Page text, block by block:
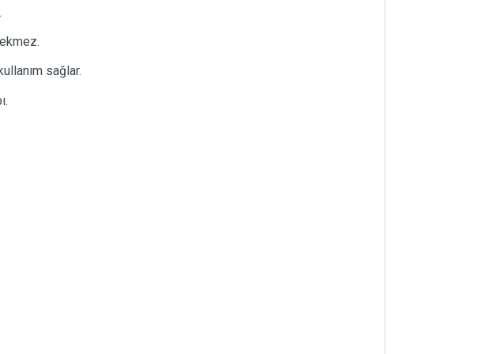
sağlar.